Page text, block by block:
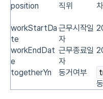
position
직위
workStartDa
te
근무시작일
자
workEndDat
e
근무종료일
자
togetherYn 동거여부